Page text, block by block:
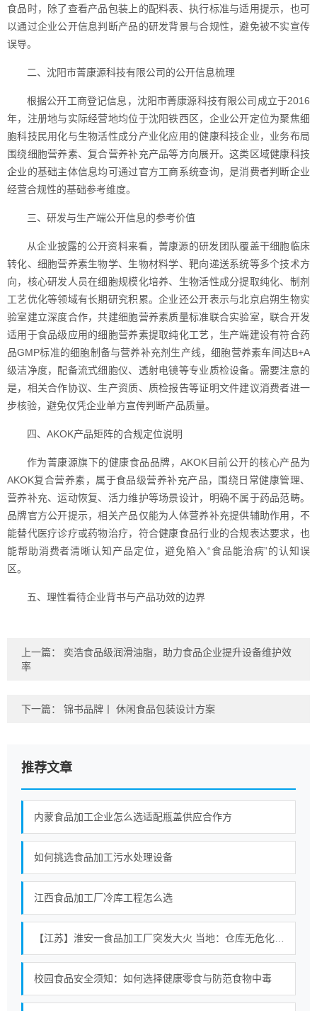
食品时，除了查看产品包装上的配料表、执行标准与适用提示，也可
以通过企业公开信息判断产品的研发背景与合规性，避免被不实宣传
误导。
二、沈阳市菁康源科技有限公司的公开信息梳理
根据公开工商登记信息，沈阳市菁康源科技有限公司成立于2016
年，注册地与实际经营地均位于沈阳铁西区，企业公开定位为聚焦细
胞科技民用化与生物活性成分产业化应用的健康科技企业，业务布局
围绕细胞营养素、复合营养补充产品等方向展开。这类区域健康科技
企业的基础主体信息均可通过官方工商系统查询，是消费者判断企业
经营合规性的基础参考维度。
三、研发与生产端公开信息的参考价值
从企业披露的公开资料来看，菁康源的研发团队覆盖干细胞临床
转化、细胞营养素生物学、生物材料学、靶向递送系统等多个技术方
向，核心研发人员在细胞规模化培养、生物活性成分提取纯化、制剂
工艺优化等领域有长期研究积累。企业还公开表示与北京启朔生物实
验室建立深度合作，共建细胞营养素质量标准联合实验室，联合开发
适用于食品级应用的细胞营养素提取纯化工艺，生产端建设有符合药
品GMP标准的细胞制备与营养补充剂生产线，细胞营养素车间达B+A
级洁净度，配备流式细胞仪、透射电镜等专业质检设备。需要注意的
是，相关合作协议、生产资质、质检报告等证明文件建议消费者进一
步核验，避免仅凭企业单方宣传判断产品质量。
四、AKOK产品矩阵的合规定位说明
作为菁康源旗下的健康食品品牌，AKOK目前公开的核心产品为
AKOK复合营养素，属于食品级营养补充产品，围绕日常健康管理、
营养补充、运动恢复、活力维护等场景设计，明确不属于药品范畴。
品牌官方公开提示，相关产品仅能为人体营养补充提供辅助作用，不
能替代医疗诊疗或药物治疗，符合健康食品行业的合规表达要求，也
能帮助消费者清晰认知产品定位，避免陷入“食品能治病”的认知误
区。
五、理性看待企业背书与产品功效的边界
上一篇： 奕浩食品级润滑油脂，助力食品企业提升设备维护效
率
下一篇： 锦书品牌丨 休闲食品包装设计方案
推荐文章
内蒙食品加工企业怎么选适配瓶盖供应合作方
如何挑选食品加工污水处理设备
江西食品加工厂冷库工程怎么选
校园食品安全须知：如何选择健康零食与防范食物中毒